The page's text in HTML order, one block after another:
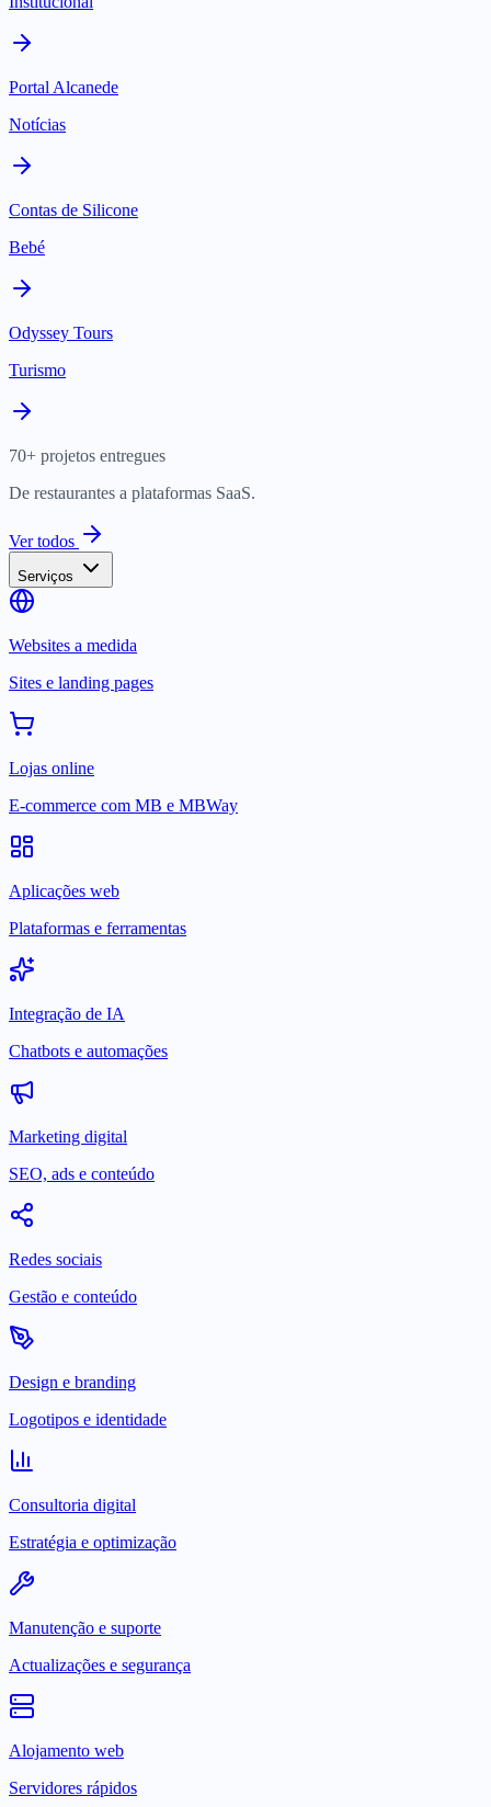
Portal Alcanede
Notícias
Contas de Silicone
Bebé
Odyssey Tours
Turismo
70+ projetos entregues
De restaurantes a plataformas SaaS.
Ver todos
Serviços
Websites a medida
Sites e landing pages
Lojas online
E-commerce com MB e MBWay
Aplicações web
Plataformas e ferramentas
Integração de IA
Chatbots e automações
Marketing digital
SEO, ads e conteúdo
Redes sociais
Gestão e conteúdo
Design e branding
Logotipos e identidade
Consultoria digital
Estratégia e optimização
Manutenção e suporte
Actualizações e segurança
Alojamento web
Servidores rápidos